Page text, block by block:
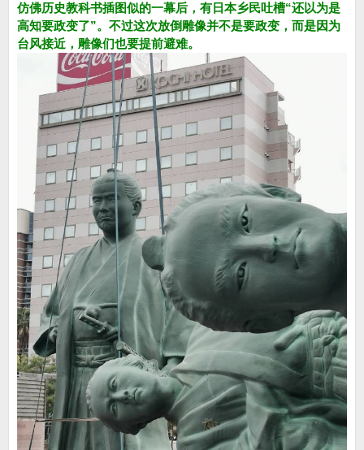
仿佛历史教科书插图似的一幕后，有日本乡民吐槽“还以为是
高知要政变了”。不过这次放倒雕像并不是要政变，而是因为
台风接近，雕像们也要提前避难。